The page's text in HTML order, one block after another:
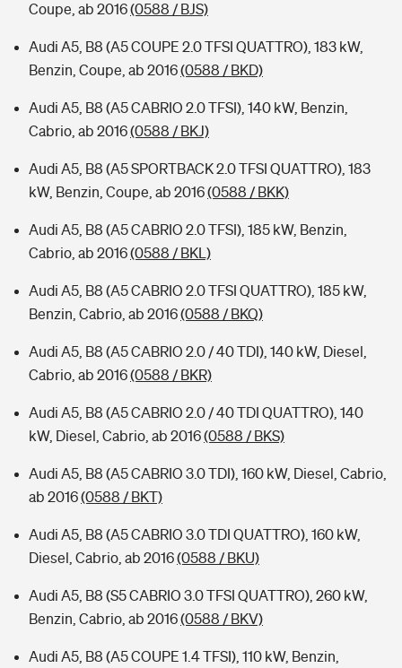
Coupe, ab 2016(0588 / BJS)
Audi A5, B8 (A5 COUPE 2.0 TFSI QUATTRO), 183 kW,
Benzin, Coupe, ab 2016(0588 / BKD)
Audi A5, B8 (A5 CABRIO 2.0 TFSI), 140 kW, Benzin,
Cabrio, ab 2016(0588 / BKJ)
Audi A5, B8 (A5 SPORTBACK 2.0 TFSI QUATTRO), 183
kW, Benzin, Coupe, ab 2016(0588 / BKK)
Audi A5, B8 (A5 CABRIO 2.0 TFSI), 185 kW, Benzin,
Cabrio, ab 2016(0588 / BKL)
Audi A5, B8 (A5 CABRIO 2.0 TFSI QUATTRO), 185 kW,
Benzin, Cabrio, ab 2016(0588 / BKQ)
Audi A5, B8 (A5 CABRIO 2.0 / 40 TDI), 140 kW, Diesel,
Cabrio, ab 2016(0588 / BKR)
Audi A5, B8 (A5 CABRIO 2.0 / 40 TDI QUATTRO), 140
kW, Diesel, Cabrio, ab 2016(0588 / BKS)
Audi A5, B8 (A5 CABRIO 3.0 TDI), 160 kW, Diesel, Cabrio,
ab 2016(0588 / BKT)
Audi A5, B8 (A5 CABRIO 3.0 TDI QUATTRO), 160 kW,
Diesel, Cabrio, ab 2016(0588 / BKU)
Audi A5, B8 (S5 CABRIO 3.0 TFSI QUATTRO), 260 kW,
Benzin, Cabrio, ab 2016(0588 / BKV)
Audi A5, B8 (A5 COUPE 1.4 TFSI), 110 kW, Benzin,